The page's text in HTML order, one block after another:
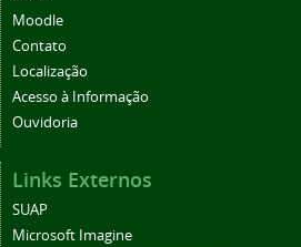
Moodle
Contato
Localização
Acesso à Informação
Ouvidoria
Links Externos
SUAP
Microsoft Imagine